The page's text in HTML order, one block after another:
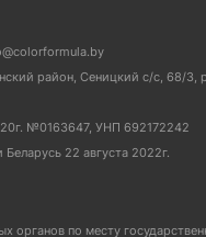
район, Сеницкий с/с, 68/3,
№0163647, УНП 692172242
22 августа 2022г.
органов по месту